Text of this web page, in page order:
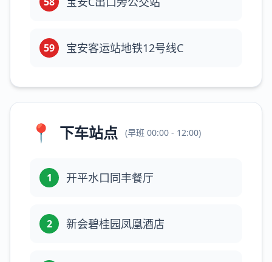
59 宝安客运站地铁12号线C
📍 下车站点 (早班 00:00 - 12:00)
1 开平水口同丰餐厅
2 新会碧桂园凤凰酒店